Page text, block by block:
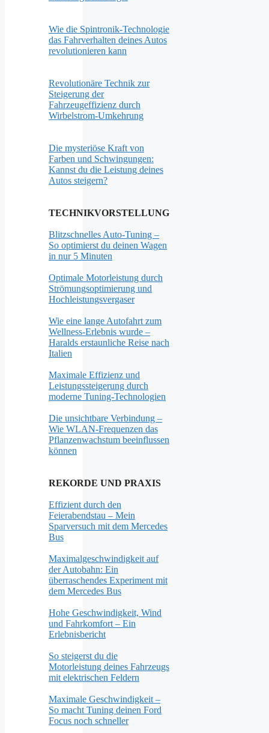
Wie die Spintronik-Technologie
das Fahrverhalten deines Autos
revolutionieren kann
Revolutionäre Technik zur
Steigerung der
Fahrzeugeffizienz durch
Wirbelstrom-Umkehrung
Die mysteriöse Kraft von
Farben und Schwingungen:
Kannst du die Leistung deines
Autos steigern?
TECHNIKVORSTELLUNG
Blitzschnelles Auto-Tuning –
So optimierst du deinen Wagen
in nur 5 Minuten
Optimale Motorleistung durch
Strömungsoptimierung und
Hochleistungsvergaser
Wie eine lange Autofahrt zum
Wellness-Erlebnis wurde –
Haralds erstaunliche Reise nach
Italien
Maximale Effizienz und
Leistungssteigerung durch
moderne Tuning-Technologien
Die unsichtbare Verbindung –
Wie WLAN-Frequenzen das
Pflanzenwachstum beeinflussen
können
REKORDE UND PRAXIS
Effizient durch den
Feierabendstau – Mein
Sparversuch mit dem Mercedes
Bus
Maximalgeschwindigkeit auf
der Autobahn: Ein
überraschendes Experiment mit
dem Mercedes Bus
Hohe Geschwindigkeit, Wind
und Fahrkomfort – Ein
Erlebnisbericht
So steigerst du die
Motorleistung deines Fahrzeugs
mit elektrischen Feldern
Maximale Geschwindigkeit –
So macht Tuning deinen Ford
Focus noch schneller